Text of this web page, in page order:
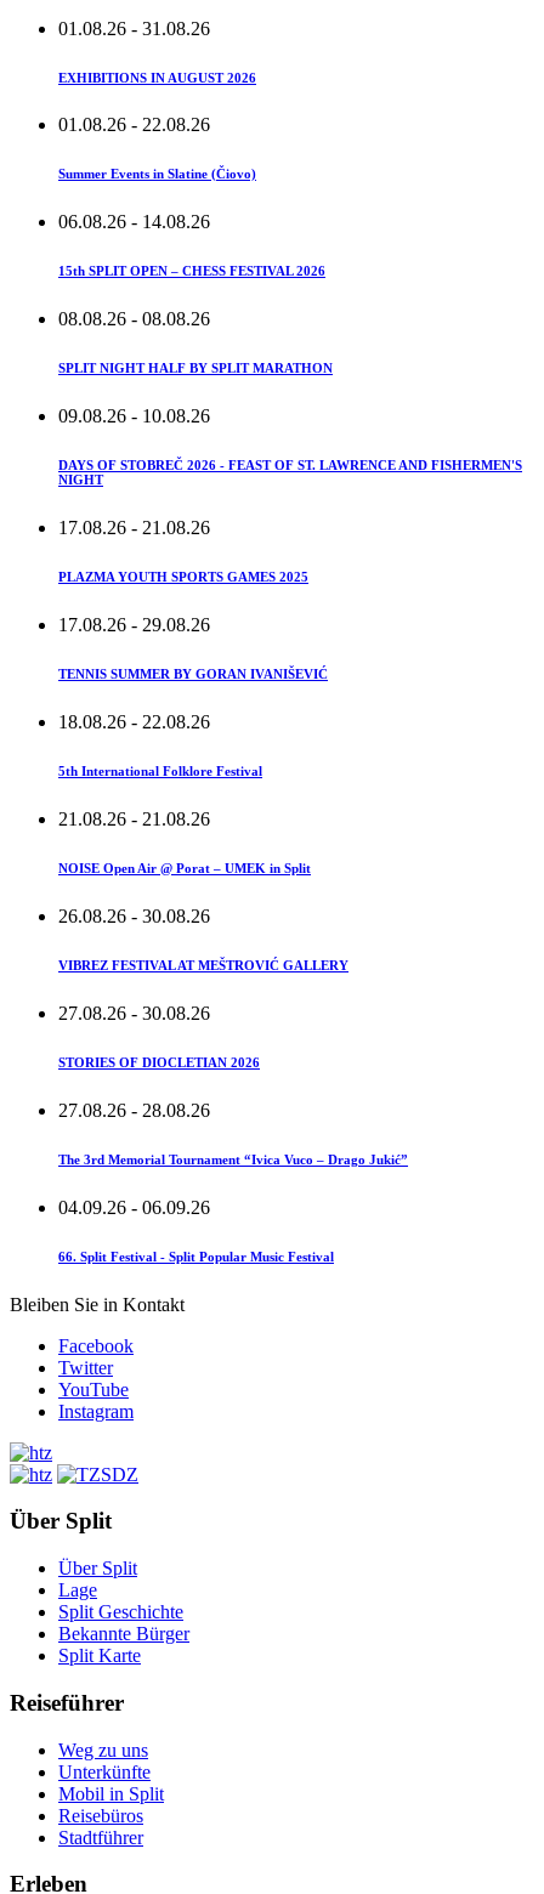
01.08.26 - 31.08.26
EXHIBITIONS IN AUGUST 2026
01.08.26 - 22.08.26
Summer Events in Slatine (Čiovo)
06.08.26 - 14.08.26
15th SPLIT OPEN – CHESS FESTIVAL 2026
08.08.26 - 08.08.26
SPLIT NIGHT HALF BY SPLIT MARATHON
09.08.26 - 10.08.26
DAYS OF STOBREČ 2026 - FEAST OF ST. LAWRENCE AND FISHERMEN'S
NIGHT
17.08.26 - 21.08.26
PLAZMA YOUTH SPORTS GAMES 2025
17.08.26 - 29.08.26
TENNIS SUMMER BY GORAN IVANIŠEVIĆ
18.08.26 - 22.08.26
5th International Folklore Festival
21.08.26 - 21.08.26
NOISE Open Air @ Porat – UMEK in Split
26.08.26 - 30.08.26
VIBREZ FESTIVAL AT MEŠTROVIĆ GALLERY
27.08.26 - 30.08.26
STORIES OF DIOCLETIAN 2026
27.08.26 - 28.08.26
The 3rd Memorial Tournament “Ivica Vuco – Drago Jukić”
04.09.26 - 06.09.26
66. Split Festival - Split Popular Music Festival
Bleiben Sie in Kontakt
Facebook
Twitter
YouTube
Instagram
Über Split
Über Split
Lage
Split Geschichte
Bekannte Bürger
Split Karte
Reiseführer
Weg zu uns
Unterkünfte
Mobil in Split
Reisebüros
Stadtführer
Erleben